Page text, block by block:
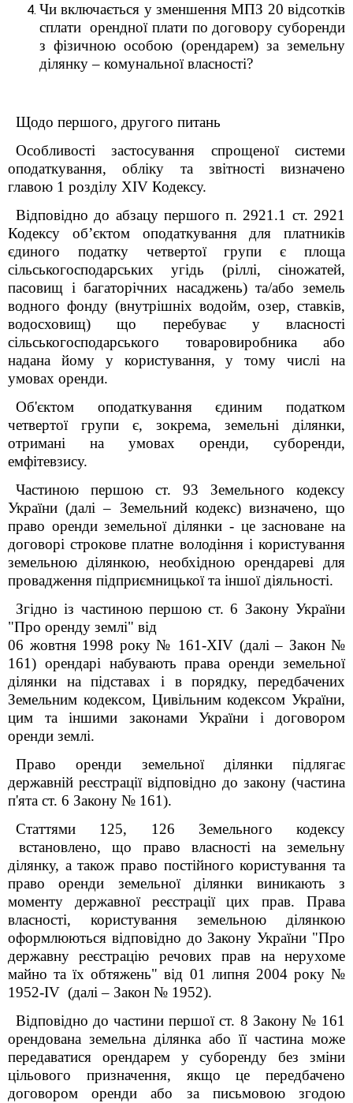
Чи включається у зменшенняМПЗ 20 відсотків
сплати орендної плати по договору суборенди
з фізичною особою (орендарем) за земельну
ділянку – комунальної власності?
Щодо першого, другого питань
Особливості застосування спрощеної системи
оподаткування, обліку та звітності визначено
главою 1 розділу XIV Кодексу.
Відповідно до абзацу першого п. 2921 .1 ст. 2921
Кодексу об’єктом оподаткування для платників
єдиного податку четвертої групи є площа
сільськогосподарських угідь (ріллі, сіножатей,
пасовищ і багаторічних насаджень) та/або земель
водного фонду (внутрішніх водойм, озер, ставків,
водосховищ) що перебуває у власності
сільськогосподарського товаровиробника або
надана йому у користування, у тому числі на
умовах оренди.
Об'єктом оподаткування єдиним податком
четвертої групи є, зокрема, земельні ділянки,
отримані на умовах оренди, суборенди,
емфітевзису.
Частиною першою ст. 93 Земельного кодексу
України (далі – Земельний кодекс) визначено, що
право оренди земельної ділянки - це засноване на
договорі строкове платне володіння і користування
земельною ділянкою, необхідною орендареві для
провадження підприємницької та іншої діяльності.
Згідно із частиною першою ст. 6 Закону України
"Про оренду землі" від
06 жовтня 1998 року № 161-XIV (далі – Закон №
161) орендарі набувають права оренди земельної
ділянки на підставах і в порядку, передбачених
Земельним кодексом, Цивільним кодексом України,
цим та іншими законами України і договором
оренди землі.
Право оренди земельної ділянки підлягає
державній реєстрації відповідно до закону (частина
п'ята ст. 6 Закону № 161).
Статтями 125, 126 Земельного кодексу
встановлено, що право власності на земельну
ділянку, а також право постійного користування та
право оренди земельної ділянки виникають з
моменту державної реєстрації цих прав. Права
власності, користування земельною ділянкою
оформлюються відповідно до Закону України "Про
державну реєстрацію речових прав на нерухоме
майно та їх обтяжень" від 01 липня 2004 року №
1952-IV (далі – Закон № 1952).
Відповідно до частини першої ст. 8 Закону № 161
орендована земельна ділянка або її частина може
передаватися орендарем у суборенду без зміни
цільового призначення, якщо це передбачено
договором оренди або за письмовою згодою